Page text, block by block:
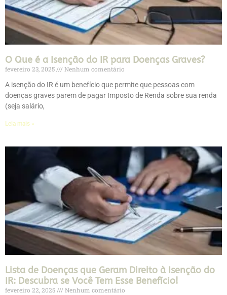
O Que é a Isenção do IR para Doenças Graves?
fevereiro 23, 2025
Nenhum comentário
A isenção do IR é um benefício que permite que pessoas com
doenças graves parem de pagar Imposto de Renda sobre sua renda
(seja salário,
Leia mais »
Lista de Doenças que Geram Direito à Isenção do
IR: Descubra se Você Tem Esse Benefício!
fevereiro 22, 2025
Nenhum comentário